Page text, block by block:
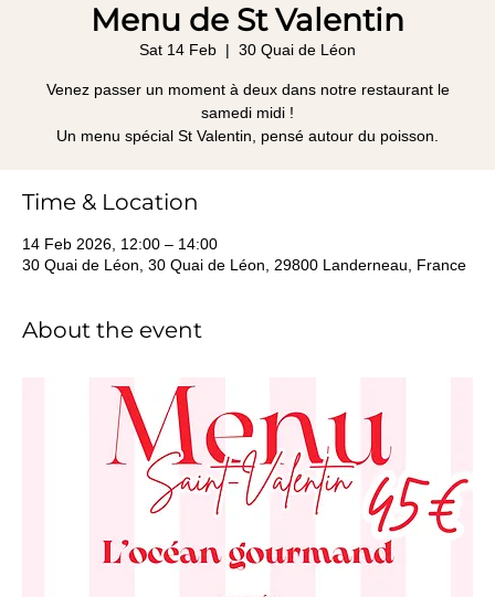
Menu de St Valentin
Sat 14 Feb
  |
30 Quai de Léon
Venez passer un moment à deux dans notre restaurant le
samedi midi !
Un menu spécial St Valentin, pensé autour du poisson.
Time & Location
14 Feb 2026, 12:00 – 14:00
30 Quai de Léon, 30 Quai de Léon, 29800 Landerneau, France
About the event